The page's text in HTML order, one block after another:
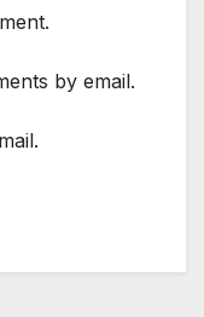
by email.